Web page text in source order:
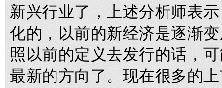
新兴行业了，上述分析师表
化的，以前的新经济是逐渐
照以前的定义去发行的话，
最新的方向了。现在很多的